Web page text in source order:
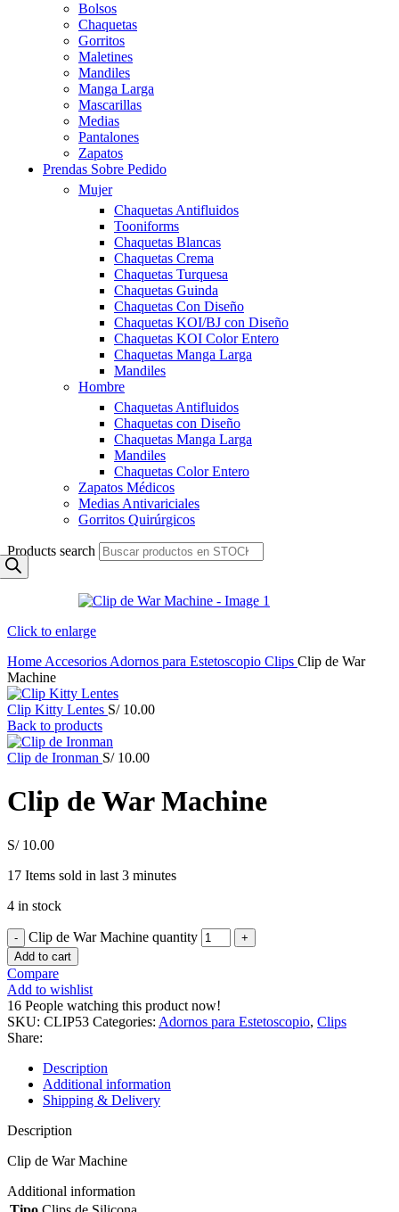
Bolsos
Chaquetas
Gorritos
Maletines
Mandiles
Manga Larga
Mascarillas
Medias
Pantalones
Zapatos
Prendas Sobre Pedido
Mujer
Chaquetas Antifluidos
Tooniforms
Chaquetas Blancas
Chaquetas Crema
Chaquetas Turquesa
Chaquetas Guinda
Chaquetas Con Diseño
Chaquetas KOI/BJ con Diseño
Chaquetas KOI Color Entero
Chaquetas Manga Larga
Mandiles
Hombre
Chaquetas Antifluidos
Chaquetas con Diseño
Chaquetas Manga Larga
Mandiles
Chaquetas Color Entero
Zapatos Médicos
Medias Antivariciales
Gorritos Quirúrgicos
Products search
Click to enlarge
Home Accesorios Adornos para Estetoscopio Clips Clip de War
Machine
Clip Kitty Lentes S/10.00
Back to products
Clip de Ironman S/10.00
Clip de War Machine
S/10.00
17 Items sold in last 3 minutes
4 in stock
Clip de War Machine quantity
Add to cart
Compare
Add to wishlist
16 People watching this product now!
SKU: CLIP53 Categories: Adornos para Estetoscopio, Clips
Share:
Description
Additional information
Shipping & Delivery
Description
Clip de War Machine
Additional information